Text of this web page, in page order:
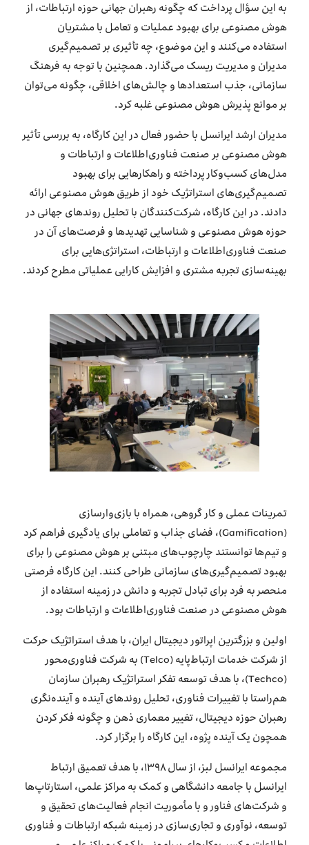
به این سؤال پرداخت که چگونه رهبران جهانی حوزه ارتباطات، از
هوش مصنوعی برای بهبود عملیات و تعامل با مشتریان
استفاده می‌کنند و این موضوع، چه تأثیری بر تصمیم‌گیری
مدیران و مدیریت ریسک می‌گذارد. همچنین با توجه به فرهنگ
سازمانی، جذب استعدادها و چالش‌های اخلاقی، چگونه می‌توان
بر موانع پذیرش هوش مصنوعی غلبه کرد.
مدیران ارشد ایرانسل با حضور فعال در این کارگاه، به بررسی تأثیر
هوش مصنوعی بر صنعت فناوری‌اطلاعات و ارتباطات و
مدل‌های کسب‌وکار پرداخته و راهکارهایی برای بهبود
تصمیم‌گیری‌های استراتژیک خود از طریق هوش مصنوعی ارائه
دادند. در این کارگاه، شرکت‌کنندگان با تحلیل روندهای جهانی در
حوزه هوش مصنوعی و شناسایی تهدیدها و فرصت‌های آن در
صنعت فناوری‌اطلاعات و ارتباطات، استراتژی‌هایی برای
بهینه‌سازی تجربه مشتری و افزایش کارایی عملیاتی مطرح کردند.
تمرینات عملی و کار گروهی، همراه با بازی‌وارسازی
(Gamification)، فضای جذاب و تعاملی برای یادگیری فراهم کرد
و تیم‌ها توانستند چارچوب‌های مبتنی بر هوش مصنوعی را برای
بهبود تصمیم‌گیری‌های سازمانی طراحی کنند. این کارگاه فرصتی
منحصر به فرد برای تبادل تجربه و دانش در زمینه استفاده از
هوش مصنوعی در صنعت فناوری‌اطلاعات و ارتباطات بود.
اولین و بزرگترین اپراتور دیجیتال ایران، با هدف استراتژیک حرکت
از شرکت خدمات ارتباط‌پایه (Telco) به شرکت فناوری‌محور
(Techco)، با هدف توسعه تفکر استراتژیک رهبران سازمان‌
هم‌راستا با تغییرات فناوری، تحلیل روندهای آینده و آینده‌نگری
رهبران حوزه دیجیتال، تغییر معماری ذهن و چگونه فکر کردن
همچون یک آینده پژوه، این کارگاه را برگزار کرد.
مجموعه ایرانسل لبز، از سال ۱۳۹۸، با هدف تعمیق ارتباط
ایرانسل با جامعه دانشگاهی و کمک به مراکز علمی، استارتاپ‌ها
و شرکت‌های فناور و با مأموریت انجام فعالیت‌های تحقیق و
توسعه، نوآوری و تجاری‌سازی در زمینه شبکه ارتباطات و فناوری